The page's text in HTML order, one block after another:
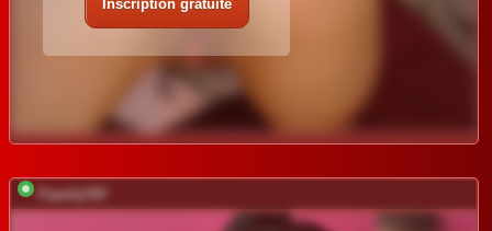
Inscription gratuite
Family707